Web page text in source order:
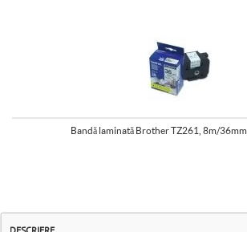
Bandă laminată Brother TZ261, 8m/